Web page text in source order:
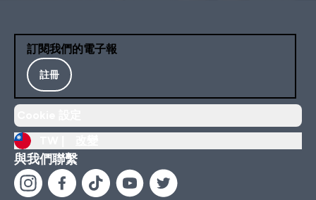
訂閱我們的電子報
註冊
與我們聯繫